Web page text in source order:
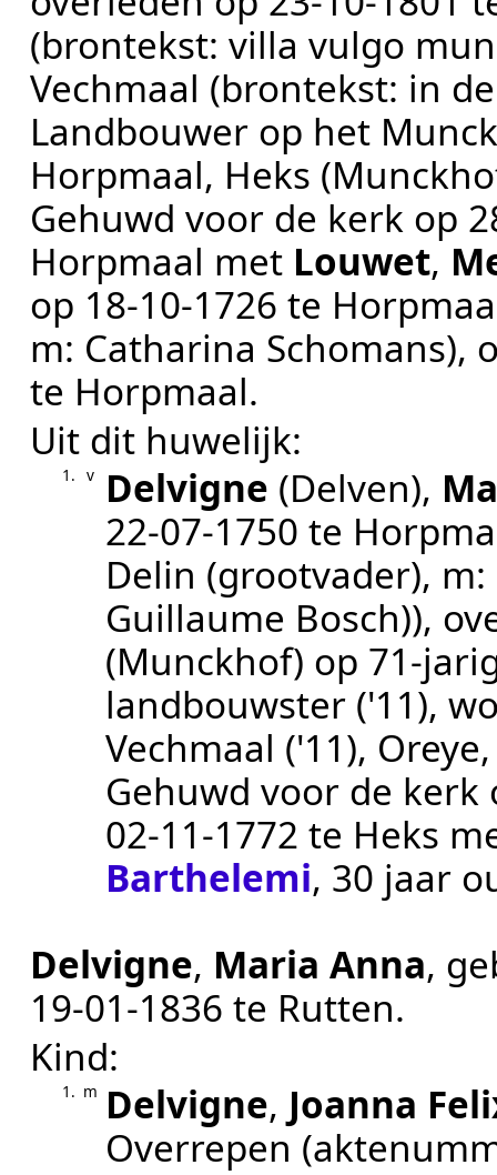
(brontekst:villa vulgo
Vechmaal (brontekst: in
Landbouwer op het
Horpmaal, Heks
Gehuwd voor de kerk op
Horpmaal met Louwet,
op 18‑10‑1726 te
m: Catharina Schomans),
te Horpmaal.
Uit dit huwelijk:
1. v Delvigne (Delven),
22‑07‑1750 te
Delin (grootvader),
Guillaume Bosch)),
(Munckhof) op 71-
landbouwster ('11),
Vechmaal ('11),
Gehuwd voor de
02‑11‑1772 te Heks
Barthelemi, 30 jaar
Delvigne, Maria Anna,
19‑01‑1836 te Rutten.
Kind:
1. m Delvigne, Joanna
Overrepen